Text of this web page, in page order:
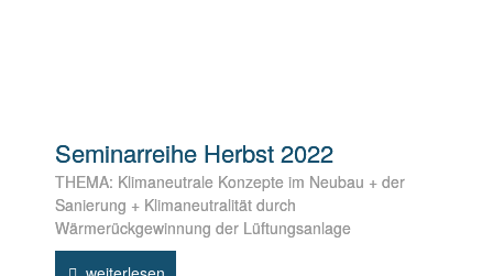
Seminarreihe Herbst 2022
THEMA: Klimaneutrale Konzepte im Neubau + der
Sanierung + Klimaneutralität durch
Wärmerückgewinnung der Lüftungsanlage